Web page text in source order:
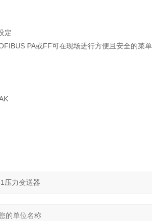
定
PA或FF可在现场进行方便且安全的菜